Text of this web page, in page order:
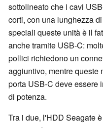
sottolineato che i cavi
corti, con una lunghezza
speciali queste unità è il
anche tramite USB-C:
pollici richiedono un
aggiuntivo, mentre queste
porta USB-C deve essere
di potenza.
Tra i due, l'HDD Seagate